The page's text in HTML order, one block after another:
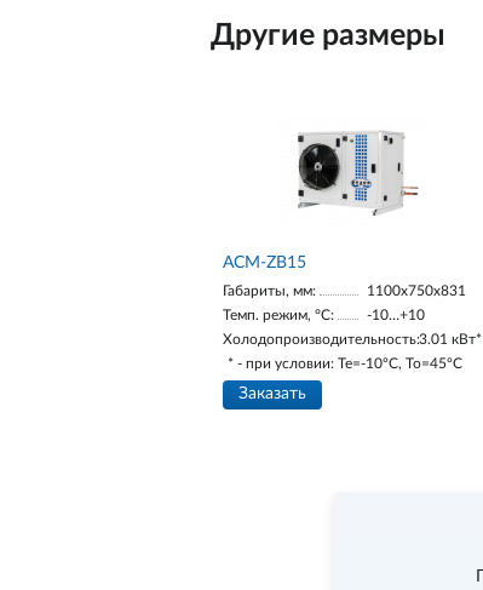
Другие размеры
ACM-ZB15
Габариты, мм:
1100х750х831
Темп. режим, °С:
-10…+10
Холодопроизводительность:3.01 кВт*
* - при условии: Te=-10ºC, To=45ºC
Заказать